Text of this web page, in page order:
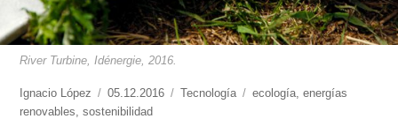
River Turbine, Idénergie, 2016.
https://www.experimenta.es/author/nacho-
lopez/
Ignacio López
Publicado
el
05.12.2016 Categorías
Tecnología Etiquetas
ecología ,energías
renovables ,sostenibilidad